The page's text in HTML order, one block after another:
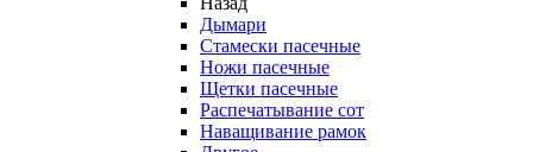
Дымари
Стамески пасечные
Ножи пасечные
Щетки пасечные
Распечатывание сот
Наващивание рамок